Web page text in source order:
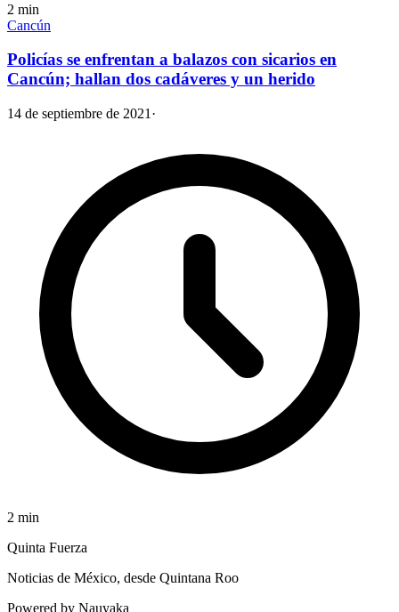
2 min
Cancún
Policías se enfrentan a balazos con sicarios en
Cancún; hallan dos cadáveres y un herido
14 de septiembre de 2021 ·
2 min
Quinta Fuerza
Noticias de México, desde Quintana Roo
Powered by Nauyaka